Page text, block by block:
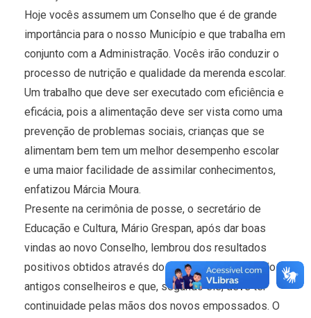
Hoje vocês assumem um Conselho que é de grande
importância para o nosso Município e que trabalha em
conjunto com a Administração. Vocês irão conduzir o
processo de nutrição e qualidade da merenda escolar.
Um trabalho que deve ser executado com eficiência e
eficácia, pois a alimentação deve ser vista como uma
prevenção de problemas sociais, crianças que se
alimentam bem tem um melhor desempenho escolar
e uma maior facilidade de assimilar conhecimentos,
enfatizou Márcia Moura.
Presente na cerimônia de posse, o secretário de
Educação e Cultura, Mário Grespan, após dar boas
vindas ao novo Conselho, lembrou dos resultados
positivos obtidos através do trabalho exercido pelos
antigos conselheiros e que, segundo ele, deve ter
continuidade pelas mãos dos novos empossados. O